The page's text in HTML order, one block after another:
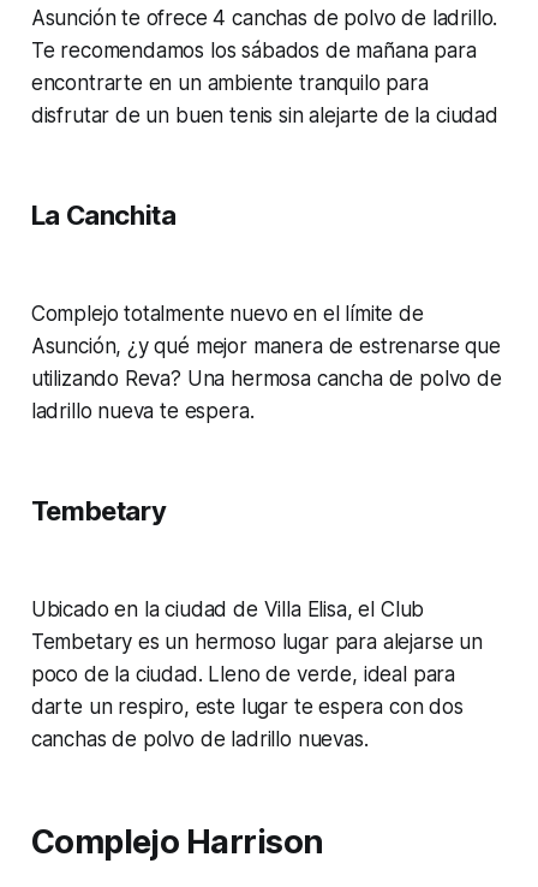
Asunción te ofrece 4 canchas de polvo de ladrillo.
Te recomendamos los sábados de mañana para
encontrarte en un ambiente tranquilo para
disfrutar de un buen tenis sin alejarte de la ciudad
La Canchita
Complejo totalmente nuevo en el límite de
Asunción, ¿y qué mejor manera de estrenarse que
utilizando Reva? Una hermosa cancha de polvo de
ladrillo nueva te espera.
Tembetary
Ubicado en la ciudad de Villa Elisa, el Club
Tembetary es un hermoso lugar para alejarse un
poco de la ciudad. Lleno de verde, ideal para
darte un respiro, este lugar te espera con dos
canchas de polvo de ladrillo nuevas.
Complejo Harrison